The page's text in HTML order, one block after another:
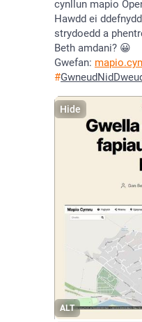
cynllun mapio
Hawdd ei
strydoedd a
Beth amdani? 😀
Gwefan:
#
ALT
Hide